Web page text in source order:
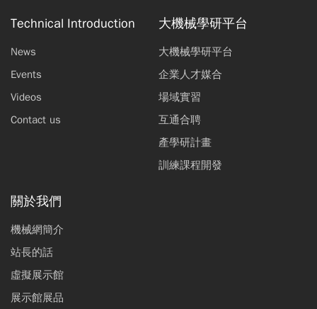
Technical Introduction
News
Events
Videos
Contact us
大機械學研平台
大機械學研平台
企業人才媒合
場域實習
互通合聘
產學研計畫
訓練課程開發
關於我們
機械網簡介
站長的話
虛擬展示館
展示館展品